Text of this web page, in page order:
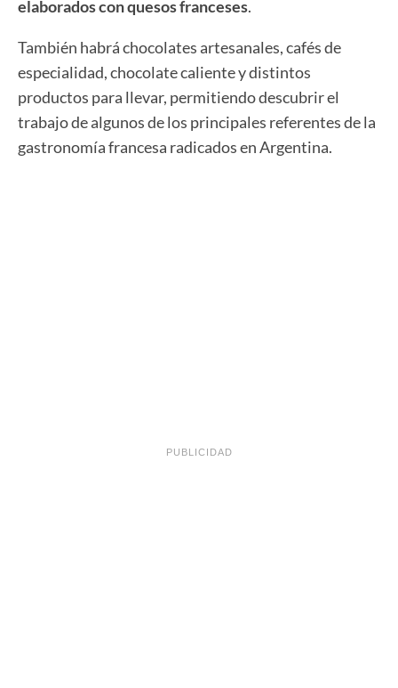
elaborados con quesos franceses.
También habrá chocolates artesanales, cafés de
especialidad, chocolate caliente y distintos
productos para llevar, permitiendo descubrir el
trabajo de algunos de los principales referentes de la
gastronomía francesa radicados en Argentina.
PUBLICIDAD